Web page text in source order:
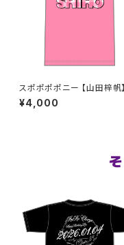
スポポポポニー 【山田梓帆
誕祭Tシャツ S〜XLサイズ
¥4,000